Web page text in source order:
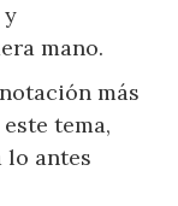
y
mano.
más
tema,
lo antes